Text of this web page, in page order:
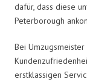
dafür, dass diese
Peterborough
Bei
erstklassigen